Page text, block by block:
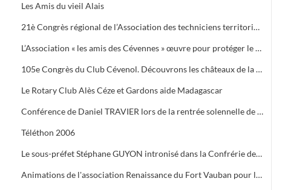
Les Amis du vieil Alais
21è Congrès régional de l’Association des techniciens territoriaux.
L’Association « les amis des Cévennes » œuvre pour protéger le patrimoine cévenol.
105e Congrès du Club Cévenol. Découvrons les châteaux de la Vaunage
Le Rotary Club Alès Céze et Gardons aide Madagascar
Conférence de Daniel TRAVIER lors de la rentrée solennelle de l'Académie Cévenole
Téléthon 2006
Le sous-préfet Stéphane GUYON intronisé dans la Confrérie des Mange Tripes
Animations de l'association Renaissance du Fort Vauban pour le Téléthon